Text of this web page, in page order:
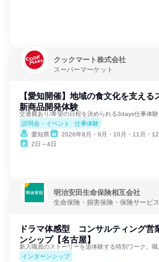
クックマート株式会社
スーパーマーケット
【愛知開催】地域の食文化を支える
新商品開発体験
交通費あり/希望の日程を決められる3days仕事体験
説明会・イベント
仕事体験
愛知県
2026年8月・9月・10月・11月・12
2日～4日
明治安田生命保険相互会社
生命保険・損害保険・保険サービス
ドラマ体感型 コンサルティング営
ンシップ【名古屋】
インターンシップ